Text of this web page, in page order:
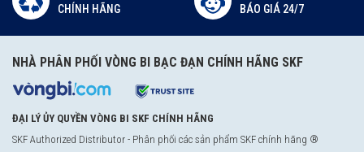
CHÍNH HÃNG
BÁO GIÁ 24/7
NHÀ PHÂN PHỐI VÒNG BI BẠC ĐẠN CHÍNH HÃNG SKF
ĐẠI LÝ ỦY QUYỀN VÒNG BI SKF CHÍNH HÃNG
SKF Authorized Distributor - Phân phối các sản phẩm SKF chính hãng ®